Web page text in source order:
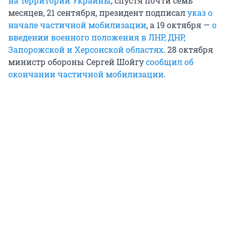
месяцев, 21 сентября, президент подписалуказ о
начале частичной мобилизации, а 19 октября — о
введении военного положения в ЛНР, ДНР,
Запорожской и Херсонской областях. 28 октября
министр обороны Сергей Шойгусообщил об
окончании частичной мобилизации.